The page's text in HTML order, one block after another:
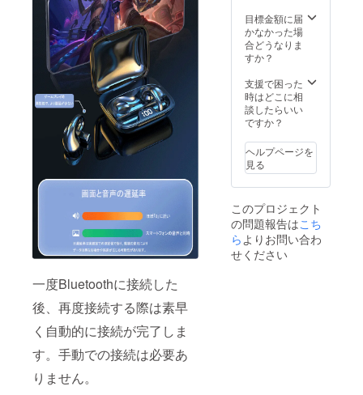
一度Bluetoothに接続した
後、再度接続する際は素早
く自動的に接続が完了しま
す。手動での接続は必要あ
りません。
目標金額に届
かなかった場
合どうなりま
すか？
支援で困った
時はどこに相
談したらいい
ですか？
ヘルプページを
見る
このプロジェクト
の問題報告はこち
ら よりお問い合わ
せください